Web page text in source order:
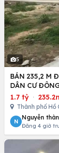
5
BÁN 235,2 M
DÂN CƯ
1.7 tỷ ·
Thành phố Hồ
N
Nguyễn
Đăng 4 giờ